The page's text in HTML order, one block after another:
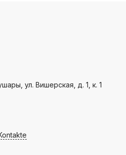
ул. Вишерская, д. 1, к. 1